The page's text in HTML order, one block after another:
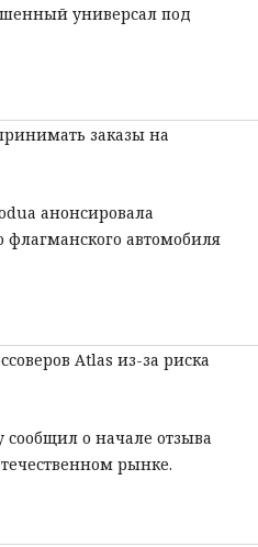
универсал под
заказы на
анонсировала
автомобиля
Atlas из-за риска
сообщил о начале отзыва
рынке.